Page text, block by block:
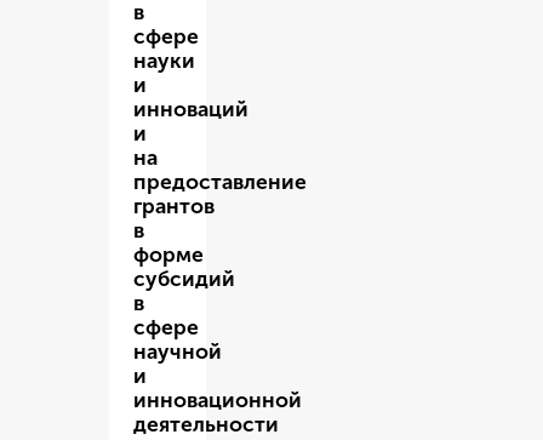
в
сфере
науки
и
инноваций
и
на
предоставление
грантов
в
форме
субсидий
в
сфере
научной
и
инновационной
деятельности